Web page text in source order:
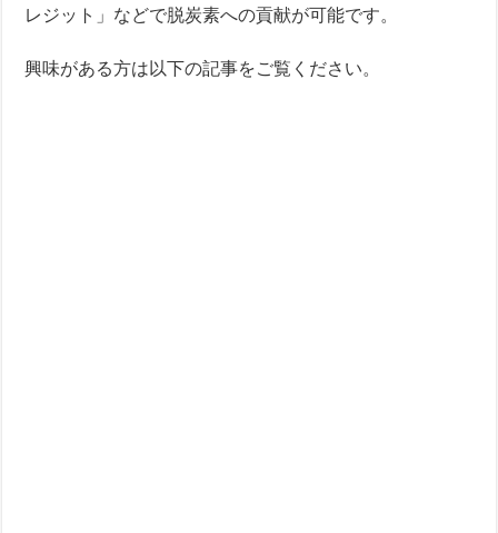
レジット」などで脱炭素への貢献が可能です。
興味がある方は以下の記事をご覧ください。